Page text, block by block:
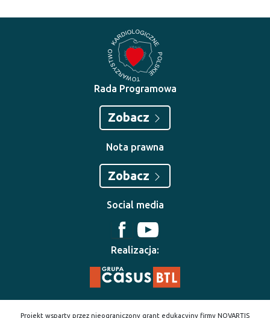
Rada Programowa
Zobacz
Nota prawna
Zobacz
Social media
Realizacja:
Projekt wsparty przez nieograniczony grant edukacyjny firmy NOVARTIS